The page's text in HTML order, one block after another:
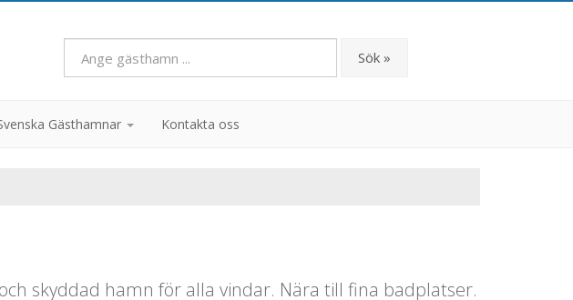
Sök »
Gästhamnar Kontakta oss
skyddad hamn för alla vindar. Nära till fina badplatser.